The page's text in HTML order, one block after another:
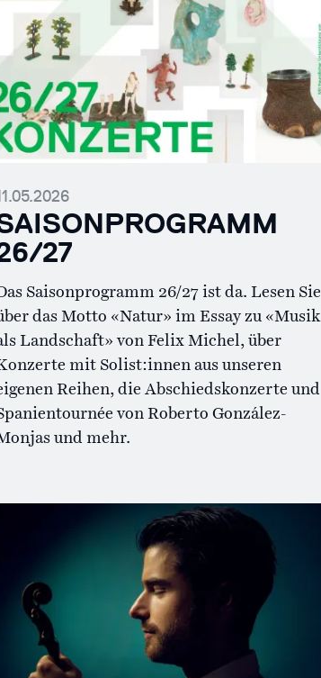
27
Saisonprogramm 26/27 ist da. Lesen Sie
das Motto «Natur» im Essay zu «Musik
Landschaft» von Felix Michel, über
mit Solist:innen aus unseren
Reihen, die Abschiedskonzerte und
von Roberto González-
und mehr.